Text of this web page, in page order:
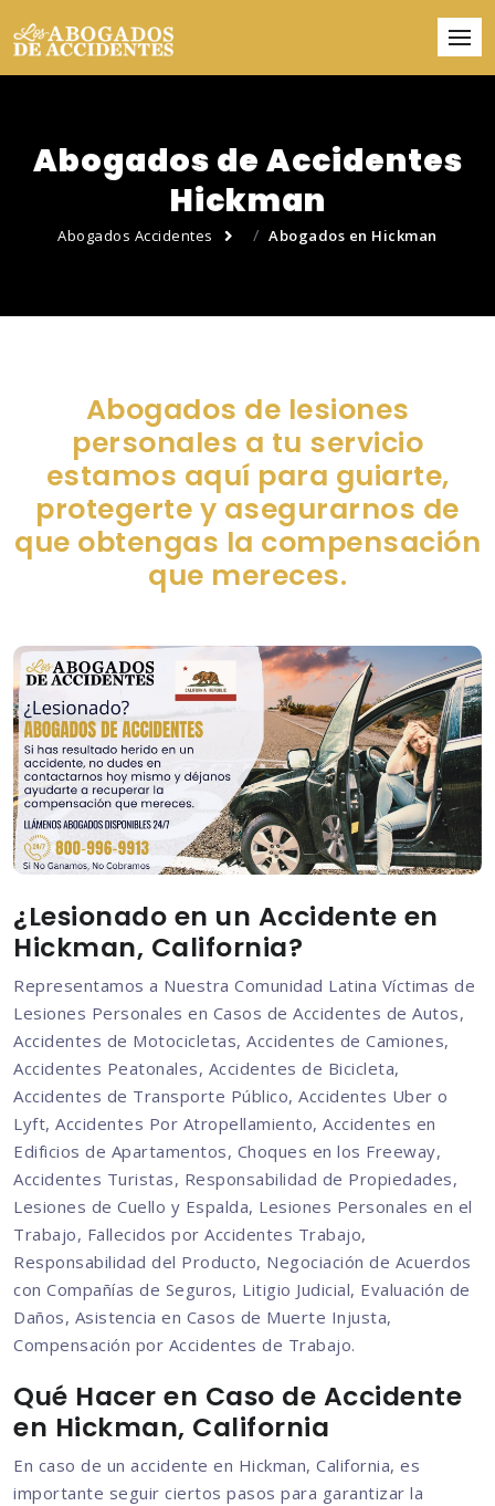
Abogados de Accidentes
Hickman
Abogados Accidentes Abogados en Hickman
Abogados de lesiones
personales a tu servicio
estamos aquí para guiarte,
protegerte y asegurarnos de
que obtengas la compensación
que mereces.
¿Lesionado en un Accidente en
Hickman, California?
Representamos a Nuestra Comunidad Latina Víctimas de
Lesiones Personales en Casos de Accidentes de Autos,
Accidentes de Motocicletas, Accidentes de Camiones,
Accidentes Peatonales, Accidentes de Bicicleta,
Accidentes de Transporte Público, Accidentes Uber o
Lyft, Accidentes Por Atropellamiento, Accidentes en
Edificios de Apartamentos, Choques en los Freeway,
Accidentes Turistas, Responsabilidad de Propiedades,
Lesiones de Cuello y Espalda, Lesiones Personales en el
Trabajo, Fallecidos por Accidentes Trabajo,
Responsabilidad del Producto, Negociación de Acuerdos
con Compañías de Seguros, Litigio Judicial, Evaluación de
Daños, Asistencia en Casos de Muerte Injusta,
Compensación por Accidentes de Trabajo.
Qué Hacer en Caso de Accidente
en Hickman, California
En caso de un accidente en Hickman, California, es
importante seguir ciertos pasos para garantizar la